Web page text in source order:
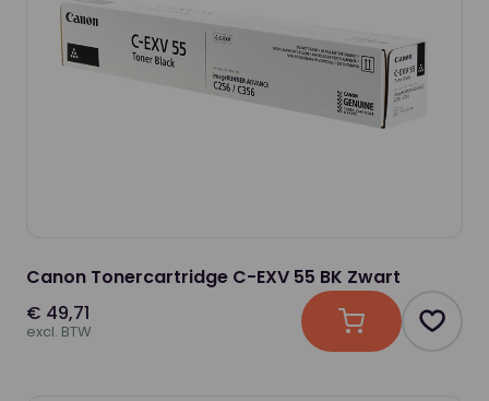
Canon Tonercartridge C-EXV 55 BK Zwart
€ 49,71
excl. BTW In winkelwagen